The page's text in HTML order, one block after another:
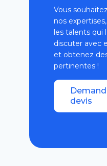
Vous
nos
les talents qui
discuter avec
et obtenez
pertinentes !
devis